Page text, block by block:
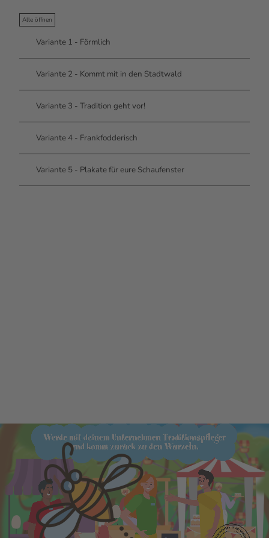
Alle öffnen
Variante 1 - Förmlich
Variante 2 - Kommt mit in den Stadtwald
Variante 3 - Tradition geht vor!
Variante 4 - Frankfodderisch
Variante 5 - Plakate für eure Schaufenster